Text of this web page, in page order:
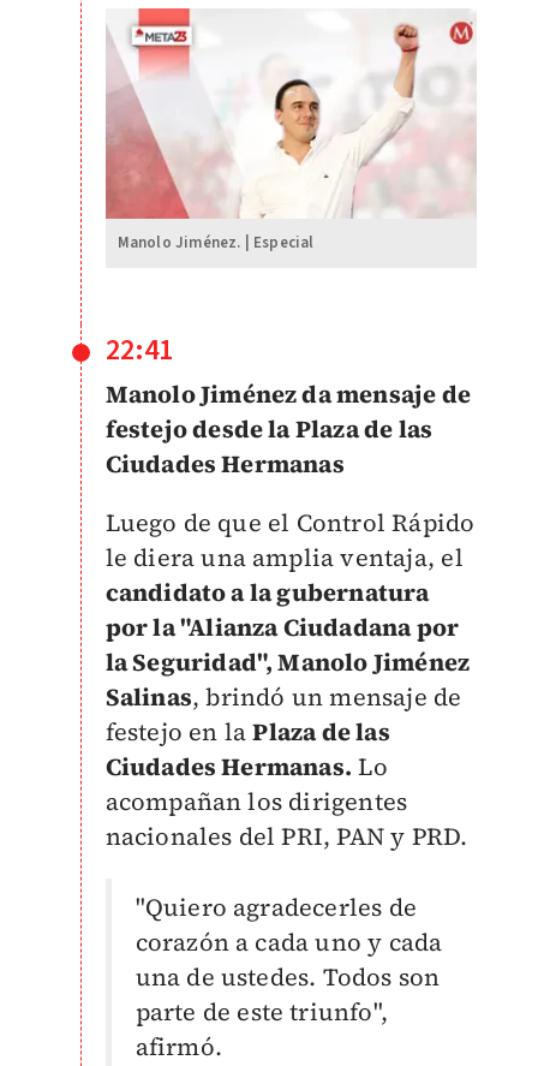
Manolo Jiménez. | Especial
22:41
Manolo Jiménez da mensaje de
festejo desde la Plaza de las
Ciudades Hermanas
Luego de que el Control Rápido
le diera una amplia ventaja, el
candidato a la gubernatura
por la "Alianza Ciudadana por
la Seguridad", Manolo Jiménez
Salinas, brindó un mensaje de
festejo en laPlaza de las
Ciudades Hermanas. Lo
acompañan los dirigentes
nacionales del PRI, PAN y PRD.
"Quiero agradecerles de
corazón a cada uno y cada
una de ustedes. Todos son
parte de este triunfo",
afirmó.